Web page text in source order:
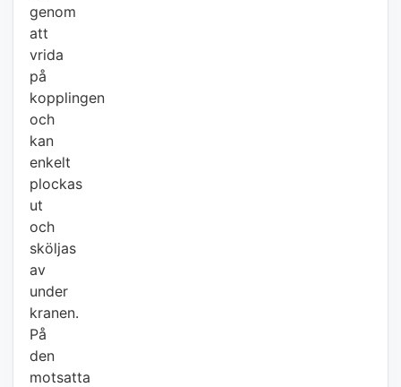
genom
att
vrida
på
kopplingen
och
kan
enkelt
plockas
ut
och
sköljas
av
under
kranen.
På
den
motsatta